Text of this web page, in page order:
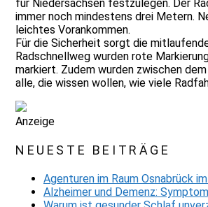
für Niedersachsen festzulegen. Der
immer noch mindestens drei Metern.
leichtes Vorankommen.
Für die Sicherheit sorgt die
Radschnellweg wurden rote
markiert. Zudem wurden zwischen
alle, die wissen wollen, wie viele
Anzeige
NEUESTE BEITRÄGE
Agenturen im Raum Osnabrück
Alzheimer und Demenz: